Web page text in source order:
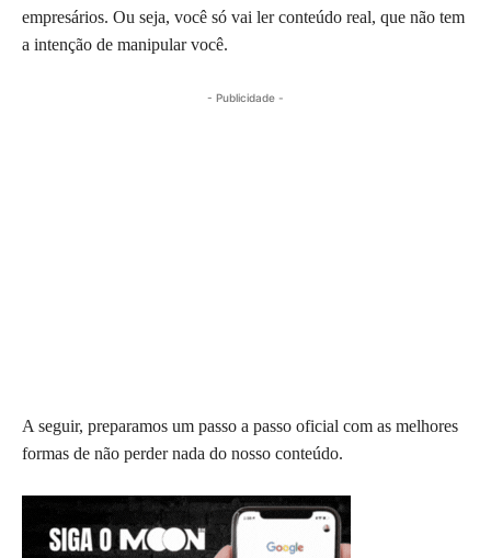
empresários. Ou seja, você só vai ler conteúdo real, que não tem
a intenção de manipular você.
- Publicidade -
A seguir, preparamos um passo a passo oficial com as melhores
formas de não perder nada do nosso conteúdo.